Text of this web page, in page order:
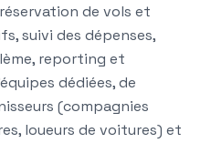
de vols et
suivi des dépenses,
reporting et
dédiées, de
(compagnies
loueurs de voitures) et